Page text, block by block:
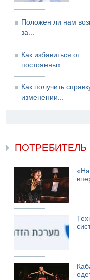
Положен ли нам
за...
Как избавиться от
постоянных...
Как получить
изменении...
ПОТРЕБИТЕЛЬ